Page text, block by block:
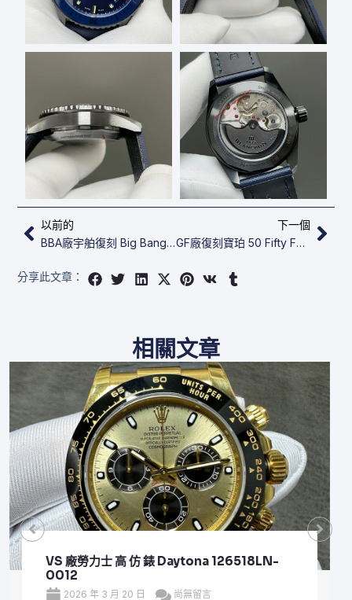
上一頁
以前的
BBA廠宇舶復刻 ​​​Big Bang 431.MX.1330.RX
下一個
GF廠復刻寶珀 50​ Fifty Fathoms Bathyscaphe 5000-0240-O53A
下
分享此文章：
相關文章
VS 廠勞力士 頂級 復刻 錶 Submariner Date
126610LV
2026 年 3 月 20 日 尚無留言